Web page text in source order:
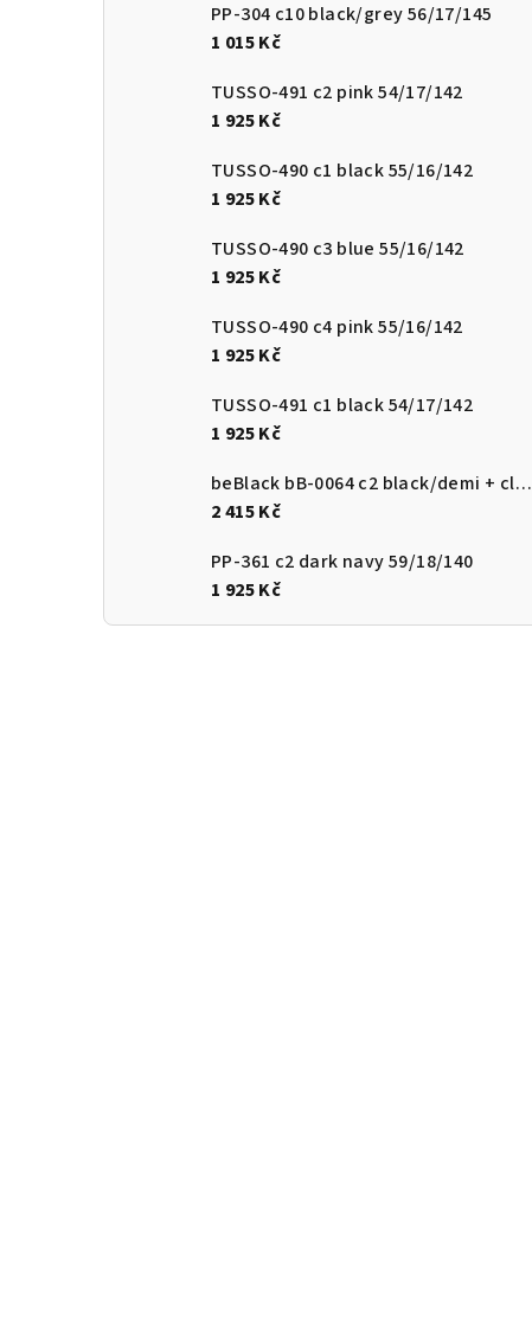
PP-304 c10 black/grey 56/17/145
1 015 Kč
TUSSO-491 c2 pink 54/17/142
1 925 Kč
TUSSO-490 c1 black 55/16/142
1 925 Kč
TUSSO-490 c3 blue 55/16/142
1 925 Kč
TUSSO-490 c4 pink 55/16/142
1 925 Kč
TUSSO-491 c1 black 54/17/142
1 925 Kč
beBlack bB-0064 c2 black/demi + clip-on 54/17/140
2 415 Kč
PP-361 c2 dark navy 59/18/140
1 925 Kč